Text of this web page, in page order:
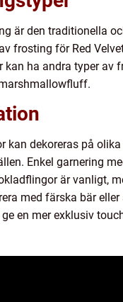
är den traditionella
frosting för Red
kan ha andra typer av
kan dekoreras på
Enkel garnering
är vanligt,
med färska bär eller
en mer exklusiv